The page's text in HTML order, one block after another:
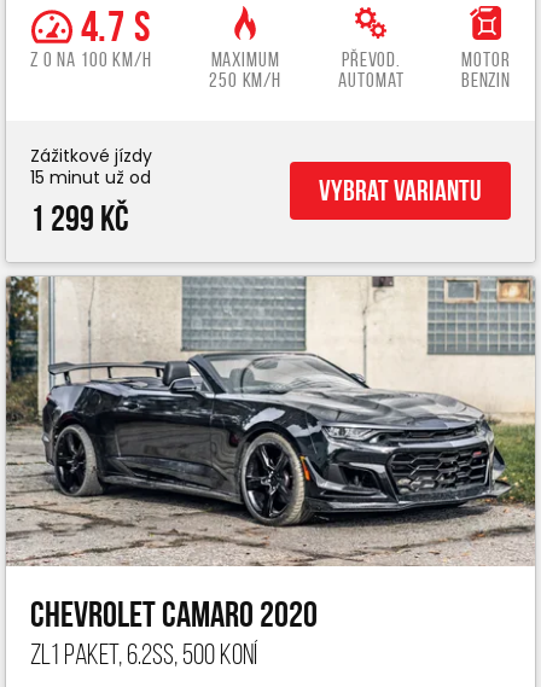
4.7 s
z 0 na 100 km/h
Maximum
250 km/h
Převod.
automat
Motor
benzin
Zážitkové jízdy
15 minut už od
1 299 Kč
Vybrat variantu
Chevrolet Camaro 2020
ZL1 paket, 6.2ss, 500 koní